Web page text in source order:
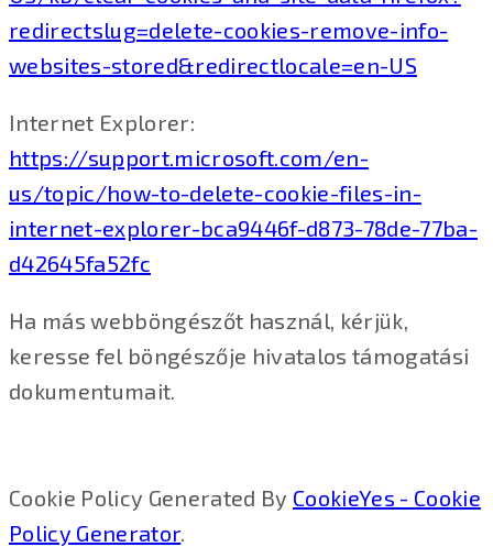
redirectslug=delete-cookies-remove-info-
websites-stored&redirectlocale=en-US
Internet Explorer:
https://support.microsoft.com/en-
us/topic/how-to-delete-cookie-files-in-
internet-explorer-bca9446f-d873-78de-77ba-
d42645fa52fc
Ha más webböngészőt használ, kérjük,
keresse fel böngészője hivatalos támogatási
dokumentumait.
Cookie Policy Generated By CookieYes - Cookie
Policy Generator